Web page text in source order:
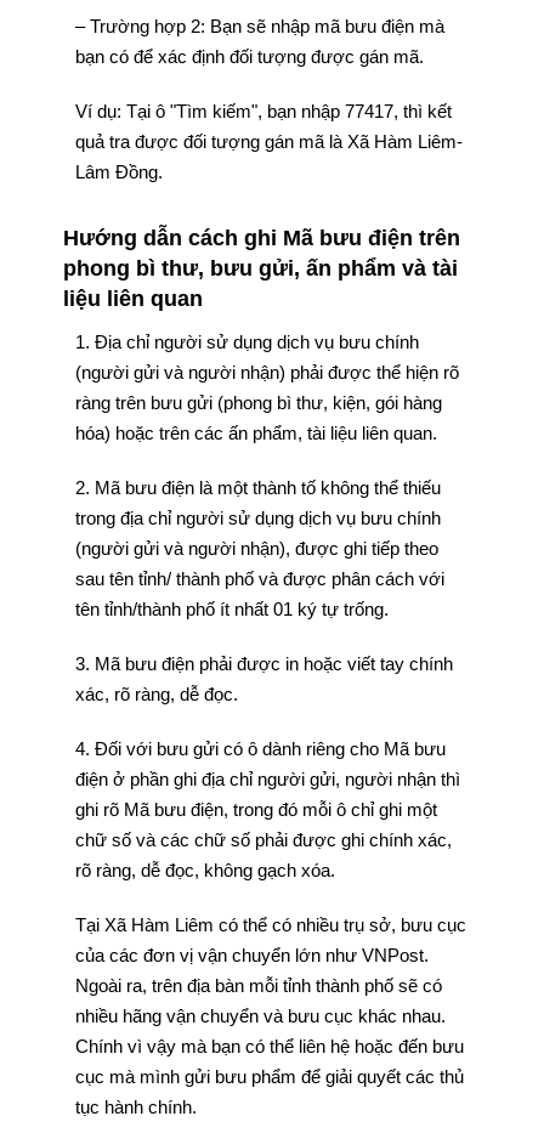
– Trường hợp 2: Bạn sẽ nhập mã bưu điện mà
bạn có để xác định đối tượng được gán mã.
Ví dụ: Tại ô "Tìm kiếm", bạn nhập 77417, thì kết
quả tra được đối tượng gán mã là Xã Hàm Liêm-
Lâm Đồng.
Hướng dẫn cách ghi Mã bưu điện trên
phong bì thư, bưu gửi, ấn phẩm và tài
liệu liên quan
1. Địa chỉ người sử dụng dịch vụ bưu chính
(người gửi và người nhận) phải được thể hiện rõ
ràng trên bưu gửi (phong bì thư, kiện, gói hàng
hóa) hoặc trên các ấn phẩm, tài liệu liên quan.
2. Mã bưu điện là một thành tố không thể thiếu
trong địa chỉ người sử dụng dịch vụ bưu chính
(người gửi và người nhận), được ghi tiếp theo
sau tên tỉnh/ thành phố và được phân cách với
tên tỉnh/thành phố ít nhất 01 ký tự trống.
3. Mã bưu điện phải được in hoặc viết tay chính
xác, rõ ràng, dễ đọc.
4. Đối với bưu gửi có ô dành riêng cho Mã bưu
điện ở phần ghi địa chỉ người gửi, người nhận thì
ghi rõ Mã bưu điện, trong đó mỗi ô chỉ ghi một
chữ số và các chữ số phải được ghi chính xác,
rõ ràng, dễ đọc, không gạch xóa.
Tại Xã Hàm Liêm có thể có nhiều trụ sở, bưu cục
của các đơn vị vận chuyển lớn như VNPost.
Ngoài ra, trên địa bàn mỗi tỉnh thành phố sẽ có
nhiều hãng vận chuyển và bưu cục khác nhau.
Chính vì vậy mà bạn có thể liên hệ hoặc đến bưu
cục mà mình gửi bưu phẩm để giải quyết các thủ
tục hành chính.